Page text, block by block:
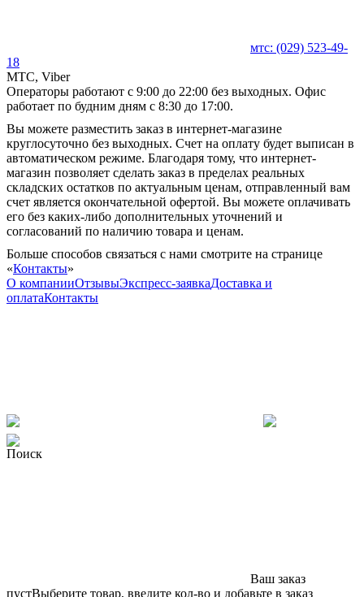
мтс: (029) 523-49-
18
MTC, Viber
Операторы работают с 9:00 до 22:00 без выходных. Офис
работает по будним дням с 8:30 до 17:00.
Вы можете разместить заказ в интернет-магазине
круглосуточно без выходных. Счет на оплату будет выписан в
автоматическом режиме. Благодаря тому, что интернет-
магазин позволяет сделать заказ в пределах реальных
складских остатков по актуальным ценам, отправленный вам
счет является окончательной офертой. Вы можете оплачивать
его без каких-либо дополнительных уточнений и
согласований по наличию товара и ценам.
Больше способов связаться с нами смотрите на странице
«Контакты»
О компанииОтзывыЭкспресс-заявкаДоставка и
оплатаКонтакты
Поиск
Ваш заказ
пустВыберите товар, введите кол-во и добавьте в заказ